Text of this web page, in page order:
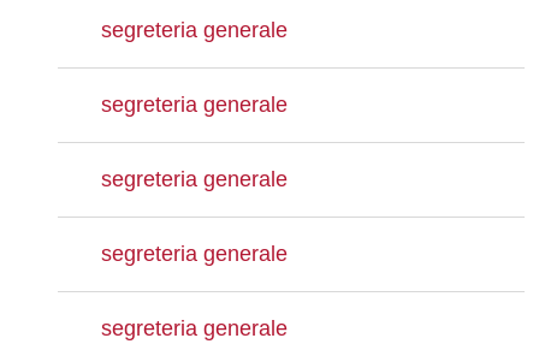
segreteria generale
segreteria generale
segreteria generale
segreteria generale
segreteria generale